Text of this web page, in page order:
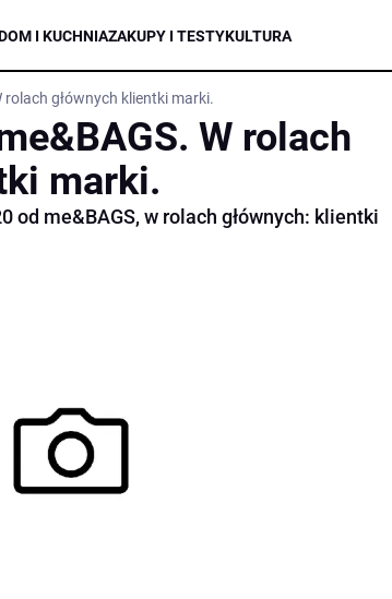
I KUCHNIAZAKUPY I TESTYKULTURA
rolach głównych klientki marki.
W rolach
marki.
od me&BAGS, w rolach głównych: klientki